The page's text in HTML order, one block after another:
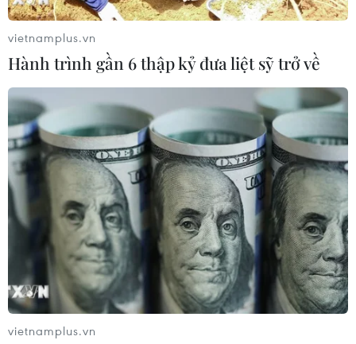
vietnamplus.vn
Hành trình gần 6 thập kỷ đưa liệt sỹ trở về
vietnamplus.vn